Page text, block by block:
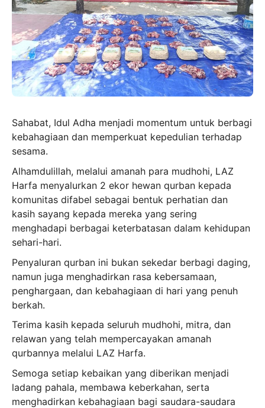
Sahabat, Idul Adha menjadi momentum untuk berbagi
kebahagiaan dan memperkuat kepedulian terhadap
sesama.
Alhamdulillah, melalui amanah para mudhohi, LAZ
Harfa menyalurkan 2 ekor hewan qurban kepada
komunitas difabel sebagai bentuk perhatian dan
kasih sayang kepada mereka yang sering
menghadapi berbagai keterbatasan dalam kehidupan
sehari-hari.
Penyaluran qurban ini bukan sekedar berbagi daging,
namun juga menghadirkan rasa kebersamaan,
penghargaan, dan kebahagiaan di hari yang penuh
berkah.
Terima kasih kepada seluruh mudhohi, mitra, dan
relawan yang telah mempercayakan amanah
qurbannya melalui LAZ Harfa.
Semoga setiap kebaikan yang diberikan menjadi
ladang pahala, membawa keberkahan, serta
menghadirkan kebahagiaan bagi saudara-saudara